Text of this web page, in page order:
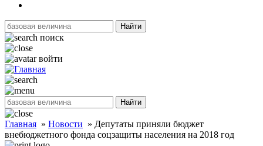
Найти
поиск
войти
Найти
Главная » Новости » Депутаты приняли бюджет
внебюджетного фонда соцзащиты населения на 2018 год